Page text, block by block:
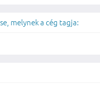
melynek a cég tagja: